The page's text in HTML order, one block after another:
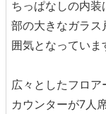
ちっぱなしの内
部の大きなガラス
囲気となっていま
広々としたフロ
カウンターが7人